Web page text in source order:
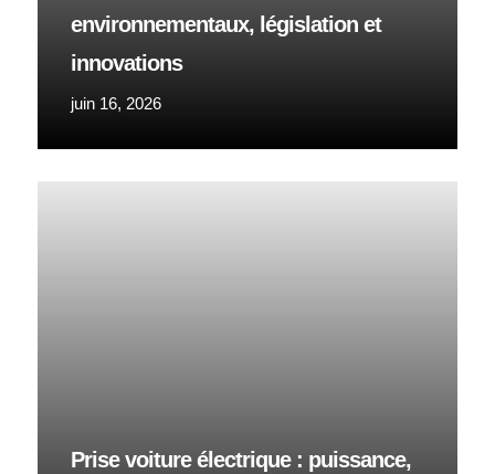
environnementaux, législation et
innovations
juin 16, 2026
Prise voiture électrique : puissance,